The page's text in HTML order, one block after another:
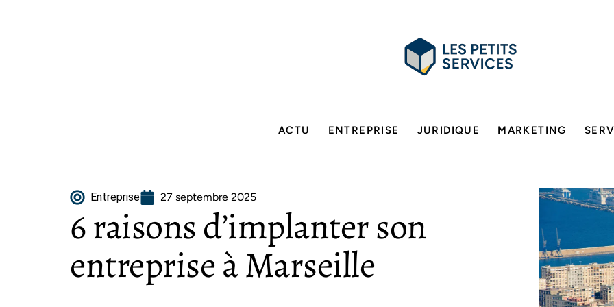
ACTU ENTREPRISE JURIDIQUE MARKETING
Entreprise 27 septembre 2025
6 raisons d’implanter son
entreprise à Marseille